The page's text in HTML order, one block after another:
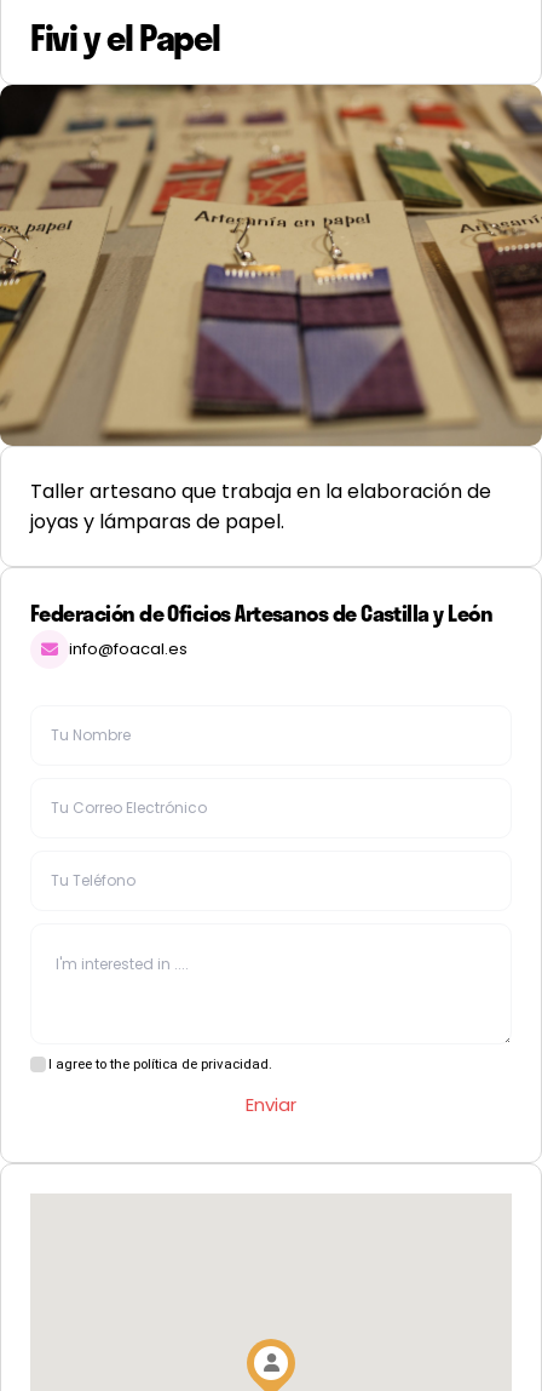
Fivi y el Papel
Taller artesano que trabaja en la elaboración de
joyas y lámparas de papel.
Federación de Oficios Artesanos de Castilla y León
info@foacal.es
I agree to the política de privacidad.
Enviar